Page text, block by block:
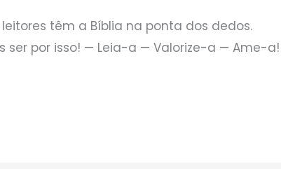
têm a Bíblia na ponta dos dedos.
ser por isso! — Leia-a — Valorize-a — Ame-a!